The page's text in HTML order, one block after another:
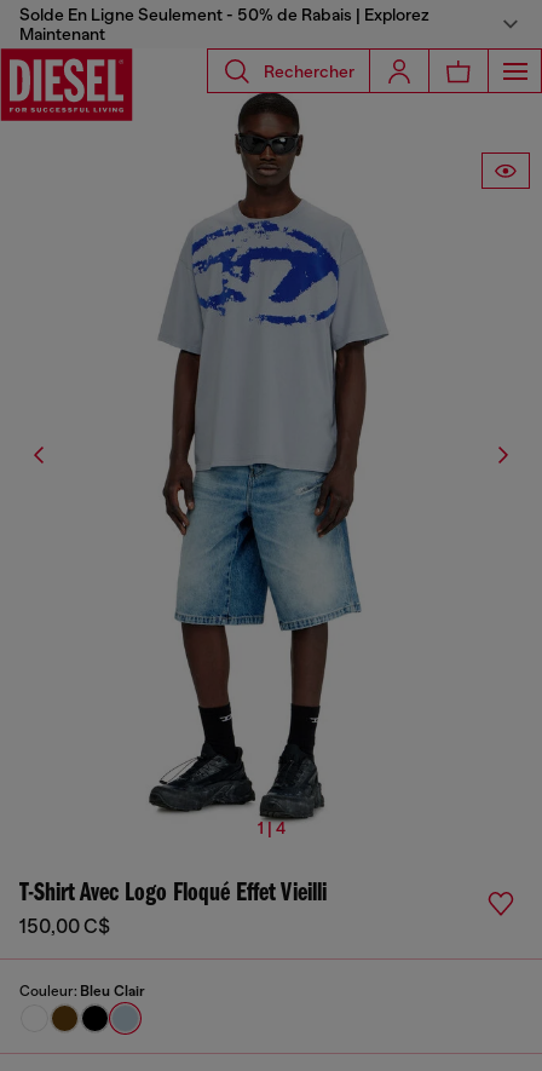
Solde En Ligne Seulement - 50% de Rabais | Explorez
Maintenant
Rechercher
1 | 4
T-Shirt Avec Logo Floqué Effet Vieilli
150,00 C$
Couleur: Bleu Clair